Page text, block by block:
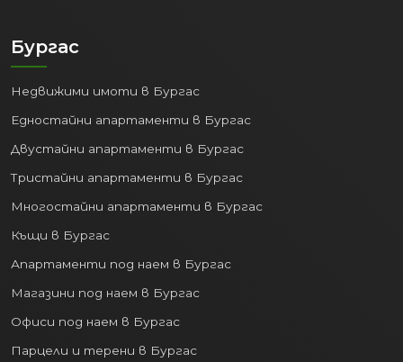
Бургас
Недвижими имоти в Бургас
Едностайни апартаменти в Бургас
Двустайни апартаменти в Бургас
Тристайни апартаменти в Бургас
Многостайни апартаменти в Бургас
Къщи в Бургас
Апартаменти под наем в Бургас
Магазини под наем в Бургас
Офиси под наем в Бургас
Парцели и терени в Бургас